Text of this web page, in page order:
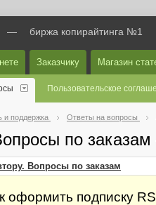
— биржа копирайтинга №1
Заказчику Магазин
Пользовательское
поддержка Ответы на вопросы
по
Вопросы по заказам
оформить подписку